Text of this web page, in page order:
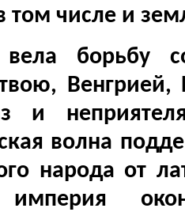
том числе и
борьбу
Венгрией,
и
волна
народа от
империя